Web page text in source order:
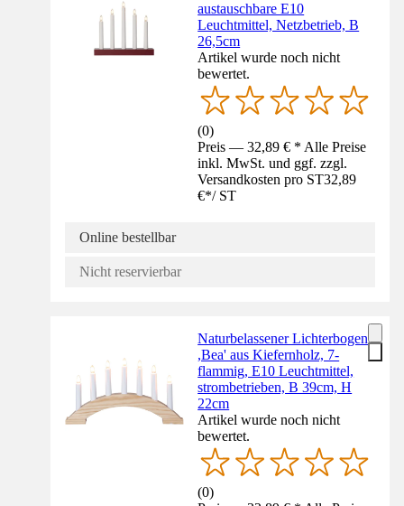
austauschbare E10
Leuchtmittel, Netzbetrieb, B
26,5cm
Artikel wurde noch nicht
bewertet.
(0)
Preis — 32,89 € * Alle Preise
inkl. MwSt. und ggf. zzgl.
Versandkosten pro ST32,89
€*/ ST
Online bestellbar
Nicht reservierbar
Naturbelassener Lichterbogen
,Bea' aus Kiefernholz, 7-
flammig, E10 Leuchtmittel,
strombetrieben, B 39cm, H
22cm
Artikel wurde noch nicht
bewertet.
(0)